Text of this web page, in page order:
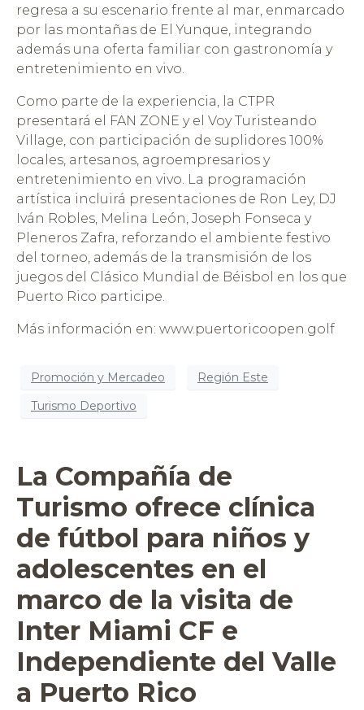
regresa a su escenario frente al mar, enmarcado
por las montañas de El Yunque, integrando
además una oferta familiar con gastronomía y
entretenimiento en vivo.
Como parte de la experiencia, la CTPR
presentará el FAN ZONE y el Voy Turisteando
Village, con participación de suplidores 100%
locales, artesanos, agroempresarios y
entretenimiento en vivo. La programación
artística incluirá presentaciones de Ron Ley, DJ
Iván Robles, Melina León, Joseph Fonseca y
Pleneros Zafra, reforzando el ambiente festivo
del torneo, además de la transmisión de los
juegos del Clásico Mundial de Béisbol en los que
Puerto Rico participe.
Más información en: www.puertoricoopen.golf
Promoción y Mercadeo
Región Este
Turismo Deportivo
La Compañía de
Turismo ofrece clínica
de fútbol para niños y
adolescentes en el
marco de la visita de
Inter Miami CF e
Independiente del Valle
a Puerto Rico